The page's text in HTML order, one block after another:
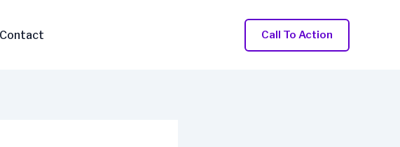
Contact Call To Action